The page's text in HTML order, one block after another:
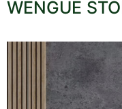
WENGUE